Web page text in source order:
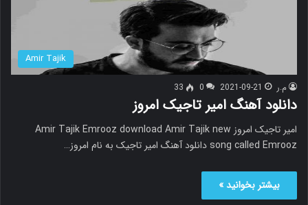
Amir Tajik
م.ر 2021-09-21
0
33
دانلود آهنگ امیر تاجیک امروز
امیر تاجیک امروز Amir Tajik Emrooz download Amir Tajik new
song called Emrooz دانلود آهنگ امیر تاجیک به نام امروز…
بیشتر بخوانید »